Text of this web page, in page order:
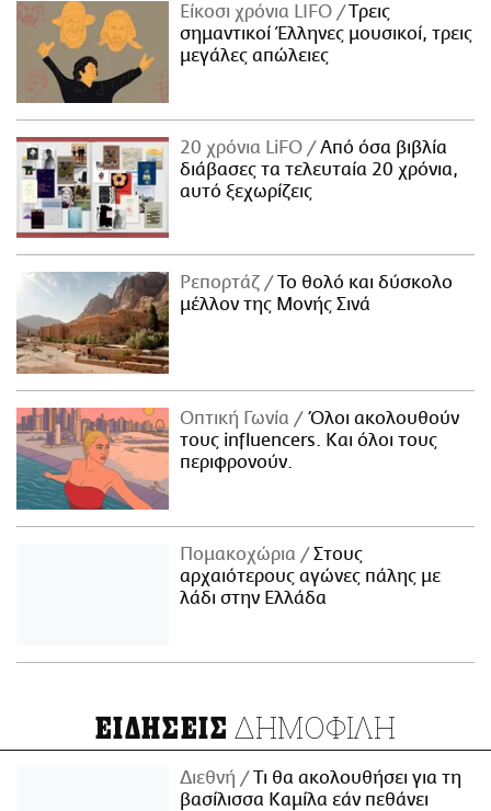
Είκοσι χρόνια LIFO
Tρεις
σημαντικοί Έλληνες μουσικοί, τρεις
μεγάλες απώλειες
20 χρόνια LiFO
Από όσα βιβλία
διάβασες τα τελευταία 20 χρόνια,
αυτό ξεχωρίζεις
Ρεπορτάζ
Το θολό και δύσκολο
μέλλον της Μονής Σινά
Οπτική Γωνία
Όλοι ακολουθούν
τους influencers. Και όλοι τους
περιφρονούν.
Πομακοχώρια
Στους
αρχαιότερους αγώνες πάλης με
λάδι στην Ελλάδα
ΕΙΔΗΣΕΙΣ ΔΗΜΟΦΙΛΗ
Διεθνή
Τι θα ακολουθήσει για τη
βασίλισσα Καμίλα εάν πεθάνει